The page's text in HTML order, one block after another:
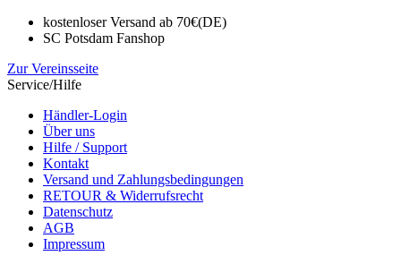
kostenloser Versand ab 70€(DE)
SC Potsdam Fanshop
Zur Vereinsseite
Service/Hilfe
Händler-Login
Über uns
Hilfe / Support
Kontakt
Versand und Zahlungsbedingungen
RETOUR & Widerrufsrecht
Datenschutz
AGB
Impressum